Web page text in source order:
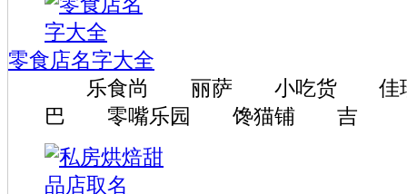
零食店名字大全
乐食尚 丽萨 小吃货 佳
巴 零嘴乐园 馋猫铺 吉